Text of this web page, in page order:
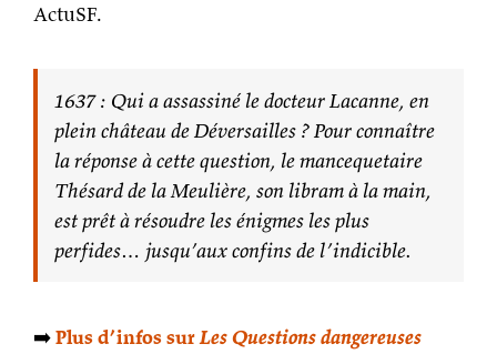
ActuSF.
1637 : Qui a assassiné le docteur Lacanne, en
plein château de Déversailles ? Pour connaître
la réponse à cette question, le mancequetaire
Thésard de la Meulière, son libram à la main,
est prêt à résoudre les énigmes les plus
perfides… jusqu’aux confins de l’indicible.
➡️Plus d’infos surLes Questions dangereuses